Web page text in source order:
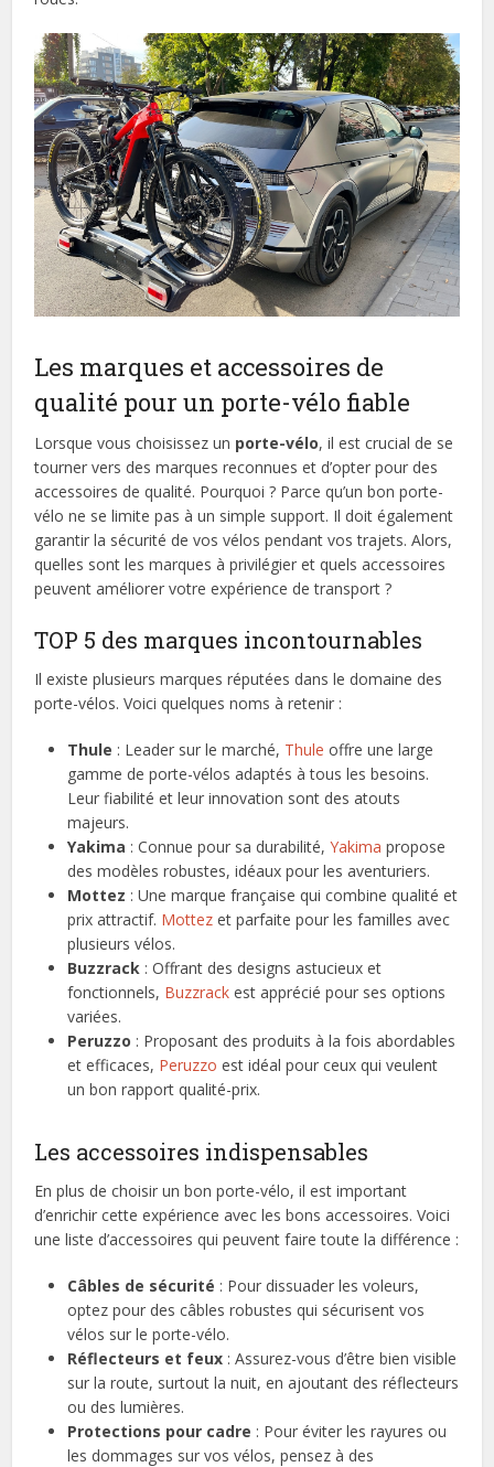
Les marques et accessoires de
qualité pour un porte-vélo fiable
Lorsque vous choisissez un porte-vélo, il est crucial de se
tourner vers des marques reconnues et d’opter pour des
accessoires de qualité. Pourquoi ? Parce qu’un bon porte-
vélo ne se limite pas à un simple support. Il doit également
garantir la sécurité de vos vélos pendant vos trajets. Alors,
quelles sont les marques à privilégier et quels accessoires
peuvent améliorer votre expérience de transport ?
TOP 5 des marques incontournables
Il existe plusieurs marques réputées dans le domaine des
porte-vélos. Voici quelques noms à retenir :
Thule : Leader sur le marché, Thule offre une large
gamme de porte-vélos adaptés à tous les besoins.
Leur fiabilité et leur innovation sont des atouts
majeurs.
Yakima : Connue pour sa durabilité,Yakima propose
des modèles robustes, idéaux pour les aventuriers.
Mottez : Une marque française qui combine qualité et
prix attractif. Mottez et parfaite pour les familles avec
plusieurs vélos.
Buzzrack : Offrant des designs astucieux et
fonctionnels, Buzzrack est apprécié pour ses options
variées.
Peruzzo : Proposant des produits à la fois abordables
et efficaces, Peruzzo est idéal pour ceux qui veulent
un bon rapport qualité-prix.
Les accessoires indispensables
En plus de choisir un bon porte-vélo, il est important
d’enrichir cette expérience avec les bons accessoires. Voici
une liste d’accessoires qui peuvent faire toute la différence :
Câbles de sécurité : Pour dissuader les voleurs,
optez pour des câbles robustes qui sécurisent vos
vélos sur le porte-vélo.
Réflecteurs et feux : Assurez-vous d’être bien visible
sur la route, surtout la nuit, en ajoutant des réflecteurs
ou des lumières.
Protections pour cadre : Pour éviter les rayures ou
les dommages sur vos vélos, pensez à des